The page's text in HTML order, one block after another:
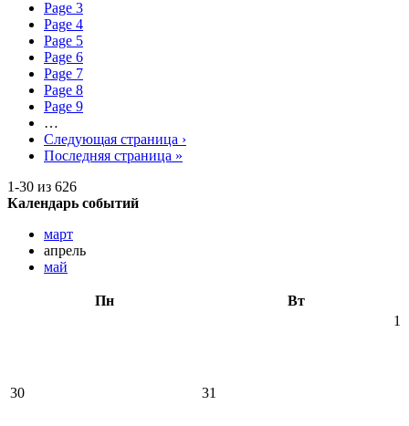
Page 3
Page 4
Page 5
Page 6
Page 7
Page 8
Page 9
…
Следующая страница ›
Последняя страница »
1-30 из 626
Календарь событий
март
апрель
май
Пн Вт
30 31
1